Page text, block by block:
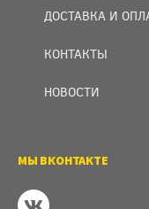
ДОСТАВКА И
КОНТАКТЫ
НОВОСТИ
МЫ ВКОНТАКТЕ